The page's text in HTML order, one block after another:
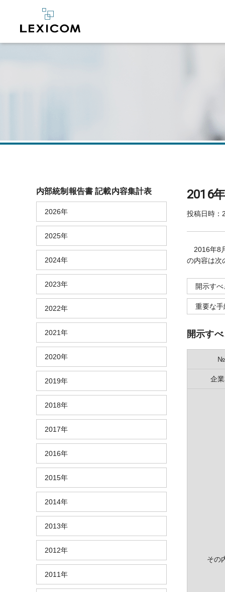
内部統制報告書 記載内容集計表
2026年
2025年
2024年
2023年
2022年
2021年
2020年
2019年
2018年
2017年
2016年
2015年
2014年
2013年
2012年
2011年
2016
投稿日時：
2016年8
の内容は次
開示す
重要な
開示す
№
企
その